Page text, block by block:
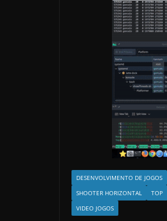
DESENVOLVIMENTO DE JOGOS
SHOOTER HORIZONTAL
TOP
VIDEO JOGOS